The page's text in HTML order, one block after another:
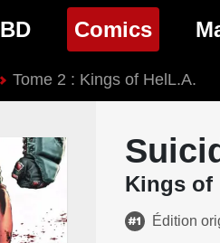
BD
Nouveautés BD
Genres BD
Comics(page
Nouveautés Comics
Genres Comics
Tome 2 : Kings of HelL.A.
Kings of
Édition